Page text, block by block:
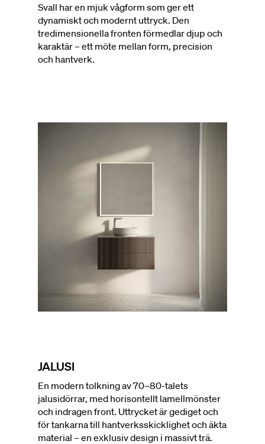
Svall har en mjuk vågform som ger ett
dynamiskt och modernt uttryck. Den
tredimensionella fronten förmedlar djup och
karaktär – ett möte mellan form, precision
och hantverk.
JALUSI
En modern tolkning av 70–80-talets
jalusidörrar, med horisontellt lamellmönster
och indragen front. Uttrycket är gediget och
för tankarna till hantverksskicklighet och äkta
material – en exklusiv design i massivt trä.